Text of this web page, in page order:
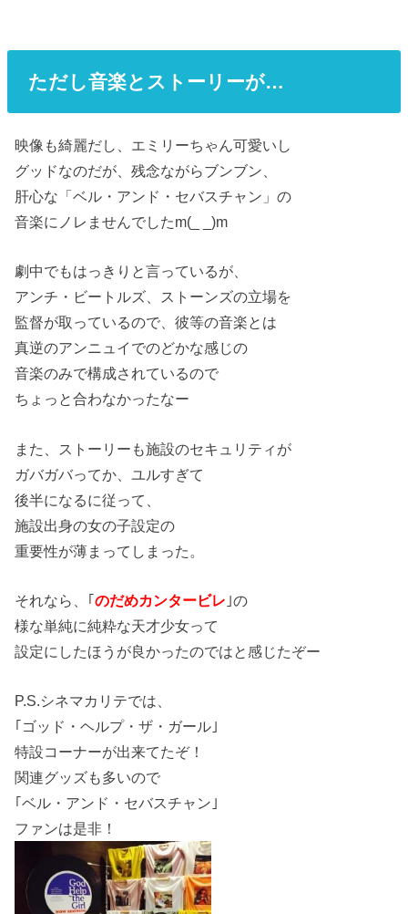
ただし音楽とストーリーが…
映像も綺麗だし、エミリーちゃん可愛いし
グッドなのだが、残念ながらブンブン、
肝心な「ベル・アンド・セバスチャン」の
音楽にノレませんでしたm(_ _)m
劇中でもはっきりと言っているが、
アンチ・ビートルズ、ストーンズの立場を
監督が取っているので、彼等の音楽とは
真逆のアンニュイでのどかな感じの
音楽のみで構成されているので
ちょっと合わなかったなー
また、ストーリーも施設のセキュリティが
ガバガバってか、ユルすぎて
後半になるに従って、
施設出身の女の子設定の
重要性が薄まってしまった。
それなら、｢のだめカンタービレ ｣の
様な単純に純粋な天才少女って
設定にしたほうが良かったのではと感じたぞー
P.S.シネマカリテでは、
｢ゴッド・ヘルプ・ザ・ガール｣
特設コーナーが出来てたぞ！
関連グッズも多いので
｢ベル・アンド・セバスチャン｣
ファンは是非！